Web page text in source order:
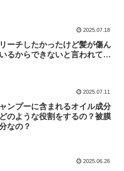
2025.07.18
ーチしたかったけど髪が傷ん
るからできないと言われて…
2025.07.11
ンプーに含まれるオイル成分
のような役割をするの？被膜
なの？
2025.06.26